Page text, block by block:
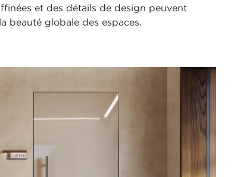
et des détails de design peuvent
beauté globale des espaces.